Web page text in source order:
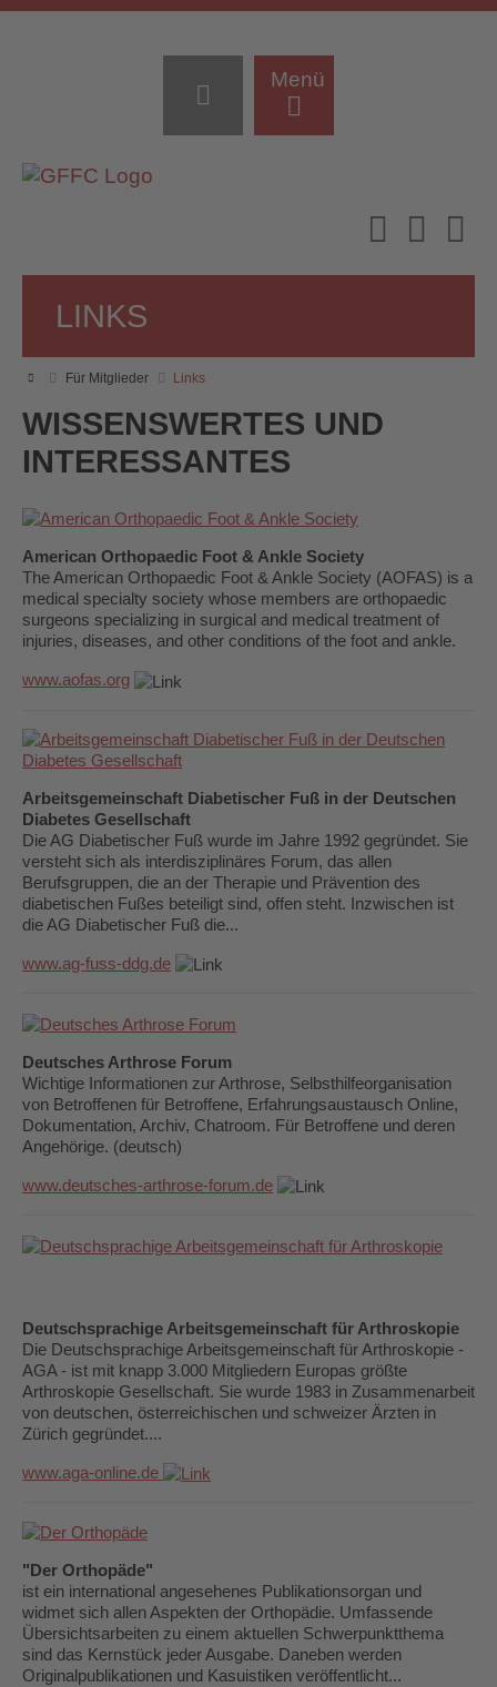
Menü
LINKS
Für Mitglieder Links
WISSENSWERTES UND
INTERESSANTES
American Orthopaedic Foot & Ankle Society
The American Orthopaedic Foot & Ankle Society (AOFAS) is a
medical specialty society whose members are orthopaedic
surgeons specializing in surgical and medical treatment of
injuries, diseases, and other conditions of the foot and ankle.
www.aofas.org
Arbeitsgemeinschaft Diabetischer Fuß in der Deutschen
Diabetes Gesellschaft
Die AG Diabetischer Fuß wurde im Jahre 1992 gegründet. Sie
versteht sich als interdisziplinäres Forum, das allen
Berufsgruppen, die an der Therapie und Prävention des
diabetischen Fußes beteiligt sind, offen steht. Inzwischen ist
die AG Diabetischer Fuß die...
www.ag-fuss-ddg.de
Deutsches Arthrose Forum
Wichtige Informationen zur Arthrose, Selbsthilfeorganisation
von Betroffenen für Betroffene, Erfahrungsaustausch Online,
Dokumentation, Archiv, Chatroom. Für Betroffene und deren
Angehörige. (deutsch)
www.deutsches-arthrose-forum.de
Deutschsprachige Arbeitsgemeinschaft für Arthroskopie
Die Deutschsprachige Arbeitsgemeinschaft für Arthroskopie -
AGA - ist mit knapp 3.000 Mitgliedern Europas größte
Arthroskopie Gesellschaft. Sie wurde 1983 in Zusammenarbeit
von deutschen, österreichischen und schweizer Ärzten in
Zürich gegründet....
www.aga-online.de
"Der Orthopäde"
ist ein international angesehenes Publikationsorgan und
widmet sich allen Aspekten der Orthopädie. Umfassende
Übersichtsarbeiten zu einem aktuellen Schwerpunktthema
sind das Kernstück jeder Ausgabe. Daneben werden
Originalpublikationen und Kasuistiken veröffentlicht...